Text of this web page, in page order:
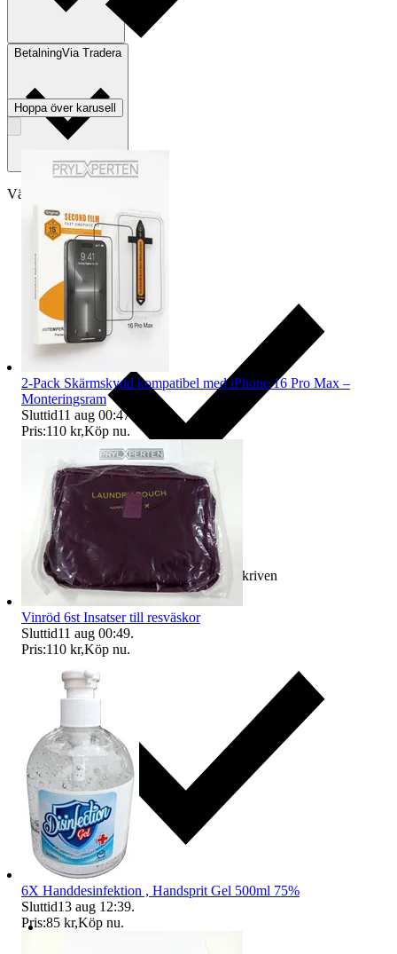
BetalningVia Tradera
Välj till köparskydd
Ersättning om varan inte är som beskriven
Hoppa över karusell
2-Pack Skärmskydd kompatibel med iPhone 16 Pro Max –
Monteringsram
Sluttid11 aug 00:47
Pris:110 kr,Köp nu.
Vinröd 6st Insatser till resväskor
Sluttid11 aug 00:49.
Pris:110 kr,Köp nu.
6X Handdesinfektion , Handsprit Gel 500ml 75%
Sluttid13 aug 12:39.
Pris:85 kr,Köp nu.